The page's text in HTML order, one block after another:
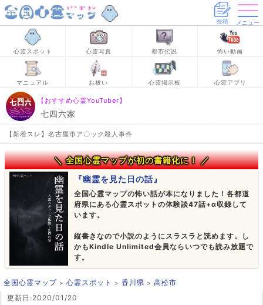
投稿 メニュー
心霊スポット 心霊写真 都市伝説 怖い動画
マニュアル お祓い 心霊掲示板 心霊アプリ
【おすすめ心霊YouTuber】
七四六家
【新着スレ】名古屋市ア〇ック殺人事件
＼ 全国心霊マップが初の書籍化に！ ／
『幽霊を見た日の話』
全国心霊マップの怖い話が本になりました！各都道
府県にある心霊スポットの体験談47話+α収録して
います。
縦書きなので小説のようにスラスラと読めます。し
かもKindle Unlimited会員ならいつでも読み放題で
す。
全国心霊マップ 心霊スポット 香川県
高松市
更新日:2020/01/20